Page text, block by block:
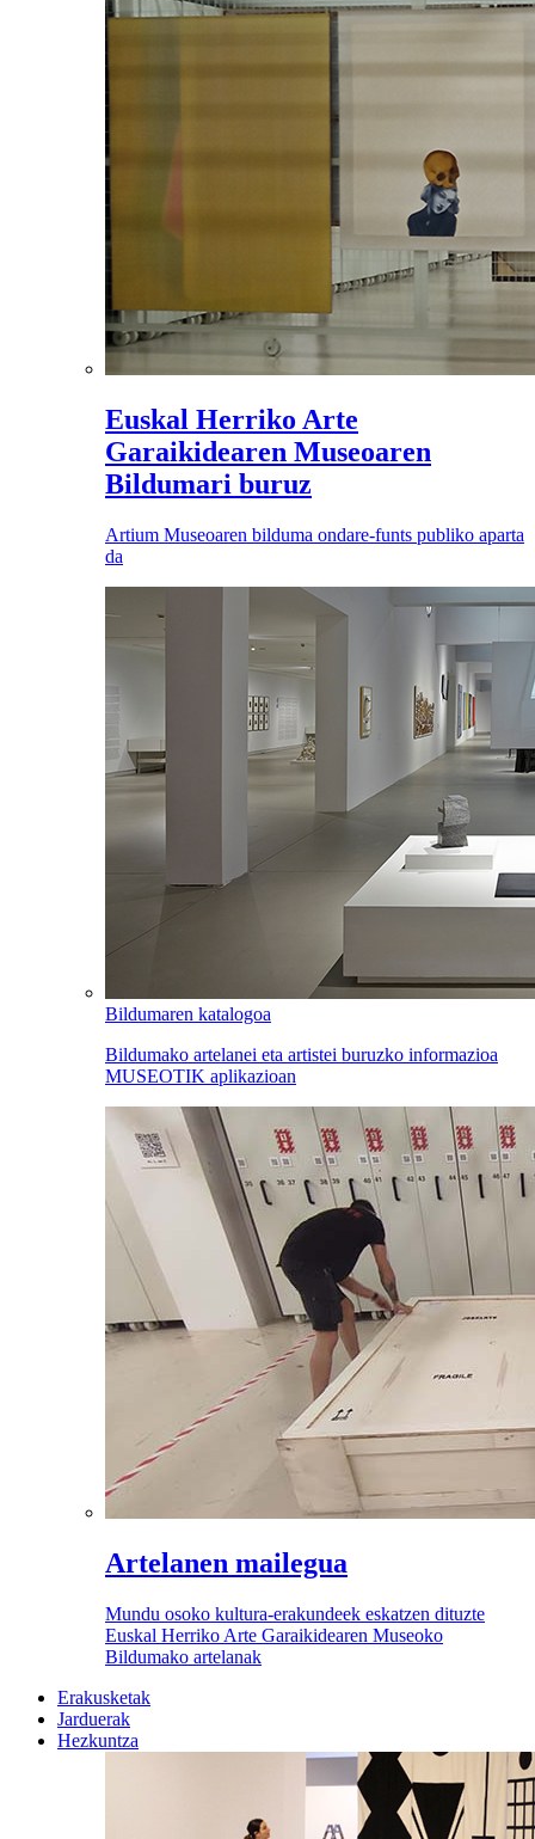
Euskal Herriko Arte
Garaikidearen Museoaren
Bildumari buruz
Artium Museoaren bilduma ondare-funts publiko aparta
da
Bildumaren katalogoa
Bildumako artelanei eta artistei buruzko informazioa
MUSEOTIK aplikazioan
Artelanen mailegua
Mundu osoko kultura-erakundeek eskatzen dituzte
Euskal Herriko Arte Garaikidearen Museoko
Bildumako artelanak
Erakusketak
Jarduerak
Hezkuntza